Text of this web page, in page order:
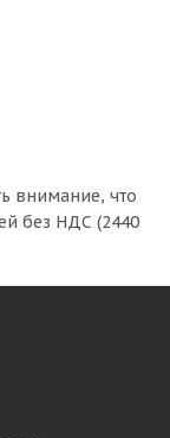
внимание, что
без НДС (2440